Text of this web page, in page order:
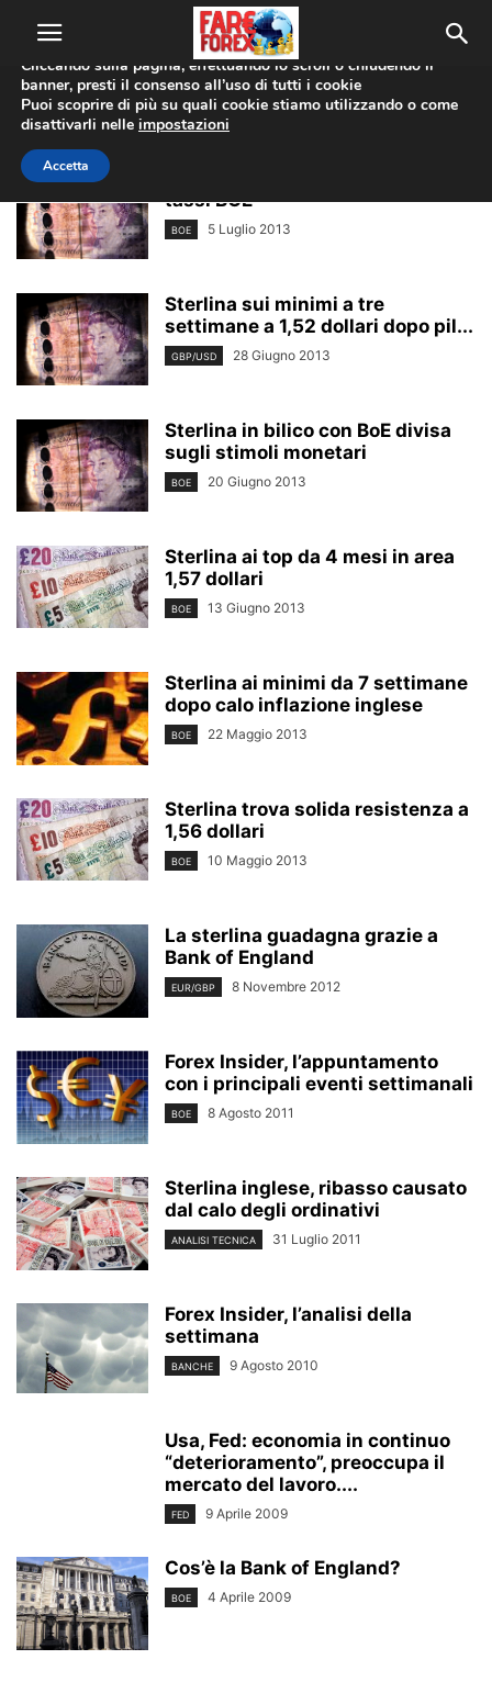
Home Tags Bank of england
bank of england
tassi BOE
BOE 5 Luglio 2013
Sterlina sui minimi a tre
settimane a 1,52 dollari dopo pil...
GBP/USD 28 Giugno 2013
Sterlina in bilico con BoE divisa
sugli stimoli monetari
BOE 20 Giugno 2013
Sterlina ai top da 4 mesi in area
1,57 dollari
BOE 13 Giugno 2013
Sterlina ai minimi da 7 settimane
dopo calo inflazione inglese
BOE 22 Maggio 2013
Sterlina trova solida resistenza a
1,56 dollari
BOE 10 Maggio 2013
La sterlina guadagna grazie a
Bank of England
EUR/GBP 8 Novembre 2012
Forex Insider, l’appuntamento
con i principali eventi settimanali
BOE 8 Agosto 2011
Sterlina inglese, ribasso causato
dal calo degli ordinativi
ANALISI TECNICA 31 Luglio 2011
Forex Insider, l’analisi della
settimana
BANCHE 9 Agosto 2010
Usa, Fed: economia in continuo
“deterioramento”, preoccupa il
mercato del lavoro....
FED 9 Aprile 2009
Cos’è la Bank of England?
BOE 4 Aprile 2009
Utilizziamo i cookie per offrirti la migliore esperienza sul nostro
sito web.
Cliccando sulla pagina, effettuando lo scroll o chiudendo il
banner, presti il consenso all’uso di tutti i cookie
Puoi scoprire di più su quali cookie stiamo utilizzando o come
disattivarli nelle impostazioni
Accetta